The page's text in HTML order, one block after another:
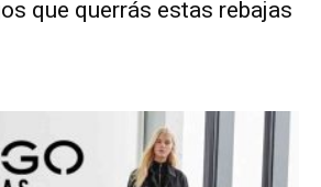
que querrás estas rebajas